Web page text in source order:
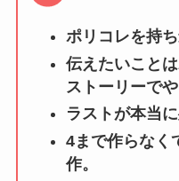
ポリコレを持
伝えたいこと
ストーリーで
ラストが本当
4まで作らなく
作。